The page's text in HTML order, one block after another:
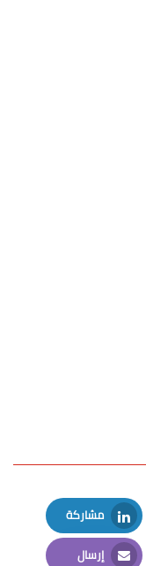
مشاركة
LinkedIn
إرسال